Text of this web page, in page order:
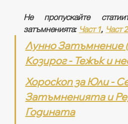
Не пропускайте
затъмненията: Част 1, Част 2
Лунно Затъмнение
Козирог - Тежък и
Хороскоп за Юли -
Затъмненията и
Годината